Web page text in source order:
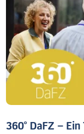
360° DaFZ –